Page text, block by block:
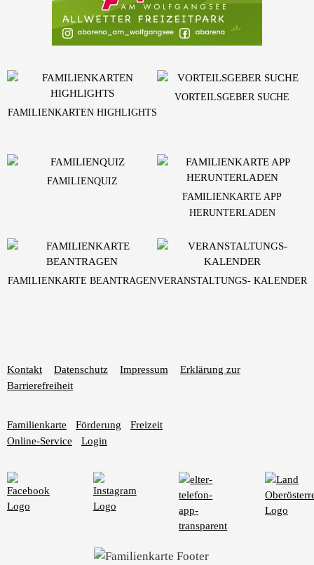
Kontakt Datenschutz Impressum
Erklärung zur
Barrierefreiheit
Familienkarte Förderung
Freizeit
Online-Service
Login
FAMILIENKARTEN HIGHLIGHTS
VORTEILSGEBER SUCHE
FAMILIENQUIZ
FAMILIENKARTE APP
HERUNTERLADEN
FAMILIENKARTE BEANTRAGENVERANSTALTUNGS- KALENDER